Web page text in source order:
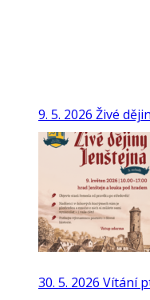
9. 5. 2026 Živé
30. 5. 2026 Vítání